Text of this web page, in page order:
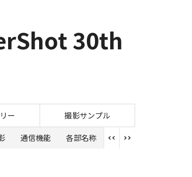
30th
30th Anniversary Edition
ー 撮影サンプル
通信機能 各部名称